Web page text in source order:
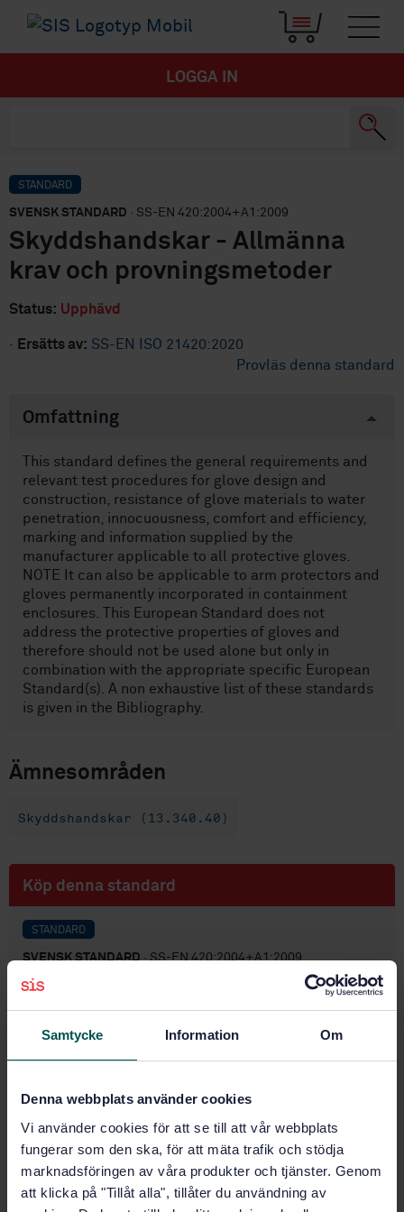
Samtycke Information Om
Denna webbplats använder cookies
Vi använder cookies för att se till att vår webbplats
fungerar som den ska, för att mäta trafik och stödja
marknadsföringen av våra produkter och tjänster. Genom
att klicka på "Tillåt alla", tillåter du användning av
LOGGA IN
STANDARD
SVENSK STANDARD · SS-EN 420:2004+A1:2009
Skyddshandskar - Allmänna
krav och provningsmetoder
Status: Upphävd
· Ersätts av: SS-EN ISO 21420:2020
Provläs denna standard
Omfattning
This standard defines the general requirements and
relevant test procedures for glove design and
construction, resistance of glove materials to water
penetration, innocuousness, comfort and efficiency,
marking and information supplied by the
manufacturer applicable to all protective gloves.
NOTE It can also be applicable to arm protectors and
gloves permanently incorporated in containment
enclosures. This European Standard does not
address the protective properties of gloves and
therefore should not be used alone but only in
combination with the appropriate specific European
Standard(s). A non exhaustive list of these standards
is given in the Bibliography.
Ämnesområden
Skyddshandskar (13.340.40)
Köp denna standard
STANDARD
SVENSK STANDARD · SS-EN 420:2004+A1:2009
Skyddshandskar - Allmänna krav och
Prenumerera på standarden - Läs mer
PDF
Fler alternativ